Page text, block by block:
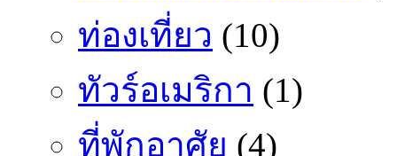
ท่องเที่ยว (10)
ทัวร์อเมริกา (1)
ที่พักอาศัย (4)